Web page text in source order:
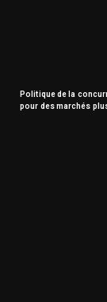
Politique de la
pour des marchés